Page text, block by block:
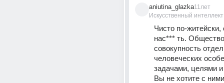
aniutina_glazka
Искусственный интеллект
11лет
Чисто по-
нас*** ть.
совокупность
человеческих
задачами, целями
Вы не хотите с ними